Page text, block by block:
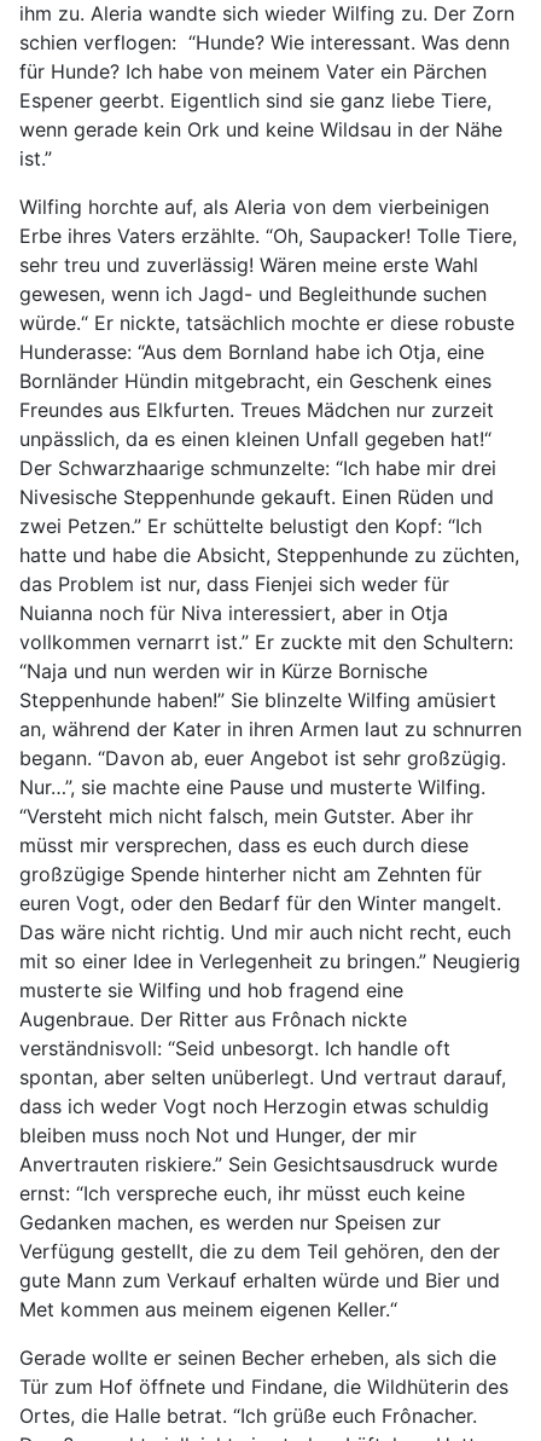
ihm zu. Aleria wandte sich wieder Wilfing zu. Der Zorn
schien verflogen: “Hunde? Wie interessant. Was denn
für Hunde? Ich habe von meinem Vater ein Pärchen
Espener geerbt. Eigentlich sind sie ganz liebe Tiere,
wenn gerade kein Ork und keine Wildsau in der Nähe
ist.”
Wilfing horchte auf, als Aleria von dem vierbeinigen
Erbe ihres Vaters erzählte. “Oh, Saupacker! Tolle Tiere,
sehr treu und zuverlässig! Wären meine erste Wahl
gewesen, wenn ich Jagd- und Begleithunde suchen
würde.“ Er nickte, tatsächlich mochte er diese robuste
Hunderasse: “Aus dem Bornland habe ich Otja, eine
Bornländer Hündin mitgebracht, ein Geschenk eines
Freundes aus Elkfurten. Treues Mädchen nur zurzeit
unpässlich, da es einen kleinen Unfall gegeben hat!“
Der Schwarzhaarige schmunzelte: “Ich habe mir drei
Nivesische Steppenhunde gekauft. Einen Rüden und
zwei Petzen.” Er schüttelte belustigt den Kopf: “Ich
hatte und habe die Absicht, Steppenhunde zu züchten,
das Problem ist nur, dass Fienjei sich weder für
Nuianna noch für Niva interessiert, aber in Otja
vollkommen vernarrt ist.” Er zuckte mit den Schultern:
“Naja und nun werden wir in Kürze Bornische
Steppenhunde haben!” Sie blinzelte Wilfing amüsiert
an, während der Kater in ihren Armen laut zu schnurren
begann. “Davon ab, euer Angebot ist sehr großzügig.
Nur…”, sie machte eine Pause und musterte Wilfing.
“Versteht mich nicht falsch, mein Gutster. Aber ihr
müsst mir versprechen, dass es euch durch diese
großzügige Spende hinterher nicht am Zehnten für
euren Vogt, oder den Bedarf für den Winter mangelt.
Das wäre nicht richtig. Und mir auch nicht recht, euch
mit so einer Idee in Verlegenheit zu bringen.” Neugierig
musterte sie Wilfing und hob fragend eine
Augenbraue. Der Ritter aus Frônach nickte
verständnisvoll: “Seid unbesorgt. Ich handle oft
spontan, aber selten unüberlegt. Und vertraut darauf,
dass ich weder Vogt noch Herzogin etwas schuldig
bleiben muss noch Not und Hunger, der mir
Anvertrauten riskiere.” Sein Gesichtsausdruck wurde
ernst: “Ich verspreche euch, ihr müsst euch keine
Gedanken machen, es werden nur Speisen zur
Verfügung gestellt, die zu dem Teil gehören, den der
gute Mann zum Verkauf erhalten würde und Bier und
Met kommen aus meinem eigenen Keller.“
Gerade wollte er seinen Becher erheben, als sich die
Tür zum Hof öffnete und Findane, die Wildhüterin des
Ortes, die Halle betrat. “Ich grüße euch Frônacher.